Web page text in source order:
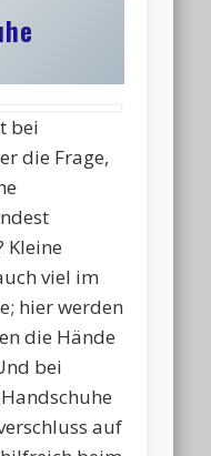
bei
die Frage,
Kleine
viel im
hier werden
die Hände
bei
auf